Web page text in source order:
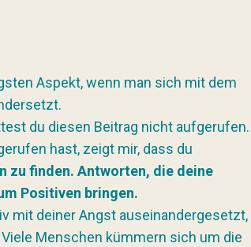
Aspekt, wenn man sich mit dem
du diesen Beitrag nicht aufgerufen.
hast, zeigt mir, dass du
zu finden. Antworten, die deine
Positiven bringen.
mit deiner Angst auseinandergesetzt,
Menschen kümmern sich um die